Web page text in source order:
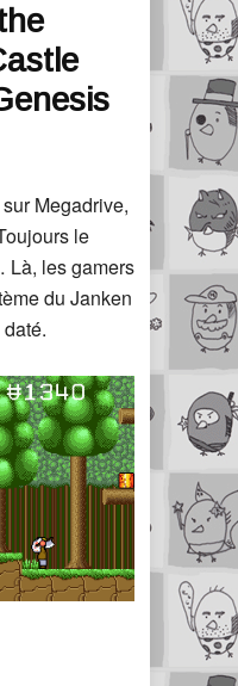
Megadrive,
le
Là, les gamers
du Janken